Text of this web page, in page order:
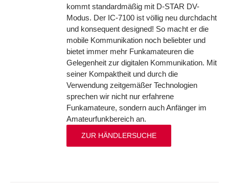
kommt standardmäßig mit D-STAR DV-
Modus. Der IC-7100 ist völlig neu durchdacht
und konsequent designed! So macht er die
mobile Kommunikation noch beliebter und
bietet immer mehr Funkamateuren die
Gelegenheit zur digitalen Kommunikation. Mit
seiner Kompaktheit und durch die
Verwendung zeitgemäßer Technologien
sprechen wir nicht nur erfahrene
Funkamateure, sondern auch Anfänger im
Amateurfunkbereich an.
ZUR HÄNDLERSUCHE